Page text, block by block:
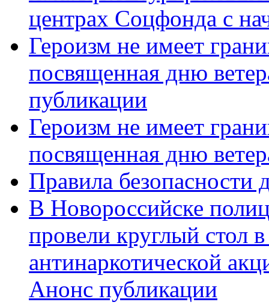
центрах Соцфонда с
Героизм не имеет
посвященная дню
публикации
Героизм не имеет
посвященная дню
Правила безопасности
В Новороссийске
провели круглый стол
антинаркотической
Анонс публикации